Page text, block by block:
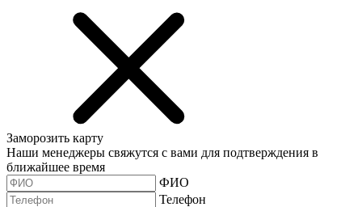
Заморозить карту
Наши менеджеры свяжутся с вами для подтверждения в
ближайшее время
ФИО
Телефон